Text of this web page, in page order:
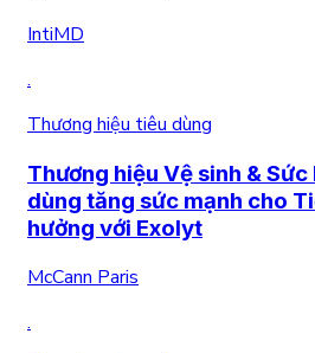
IntiMD
.
Thương hiệu tiêu dùng
Thương hiệu Vệ sinh &
dùng tăng sức mạnh cho
hưởng với Exolyt
McCann Paris
.